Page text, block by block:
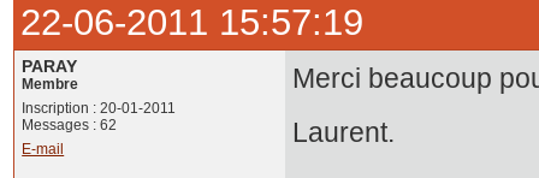
22-06-2011 15:57:19
PARAY
Membre
Inscription : 20-01-2011
Messages : 62
E-mail
Merci beaucoup
Laurent.